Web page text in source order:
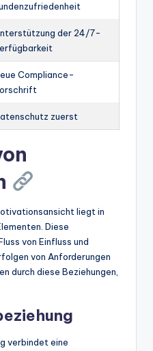
der 24/7-
Compliance-
zuerst
liegt in
Diese
von Einfluss und
von Anforderungen
durch diese Beziehungen,
verbindet eine